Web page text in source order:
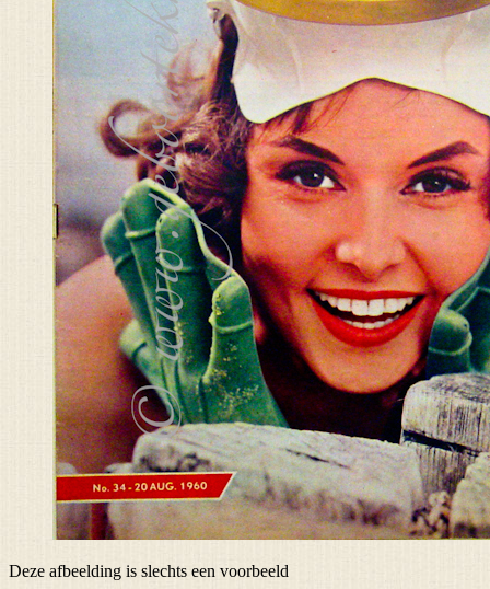
Deze afbeelding is slechts een voorbeeld